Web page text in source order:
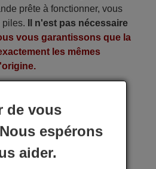
prête à fonctionner, vous
piles.
Il n'est pas nécessaire
vous garantissons que la
les mêmes
expédiée
spécial avec les piles
de vous
espérons
aider.